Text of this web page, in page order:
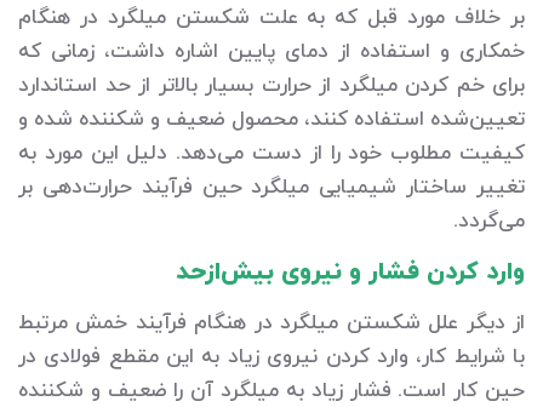
بر خلاف مورد قبل که به علت شکستن میلگرد در هنگام
خمکاری و استفاده از دمای پایین اشاره داشت، زمانی که
برای خم کردن میلگرد از حرارت بسیار بالاتر از حد استاندارد
تعیین‌شده استفاده کنند، محصول ضعیف و شکننده شده و
کیفیت مطلوب خود را از دست می‌دهد. دلیل این مورد به
تغییر ساختار شیمیایی میلگرد حین فرآیند حرارت‌دهی بر
می‌گردد.
وارد کردن فشار و نیروی بیش‌ازحد
از دیگر علل شکستن میلگرد در هنگام فرآیند خمش مرتبط
با شرایط کار، وارد کردن نیروی زیاد به این مقطع فولادی در
حین کار است. فشار زیاد به میلگرد آن را ضعیف و شکننده